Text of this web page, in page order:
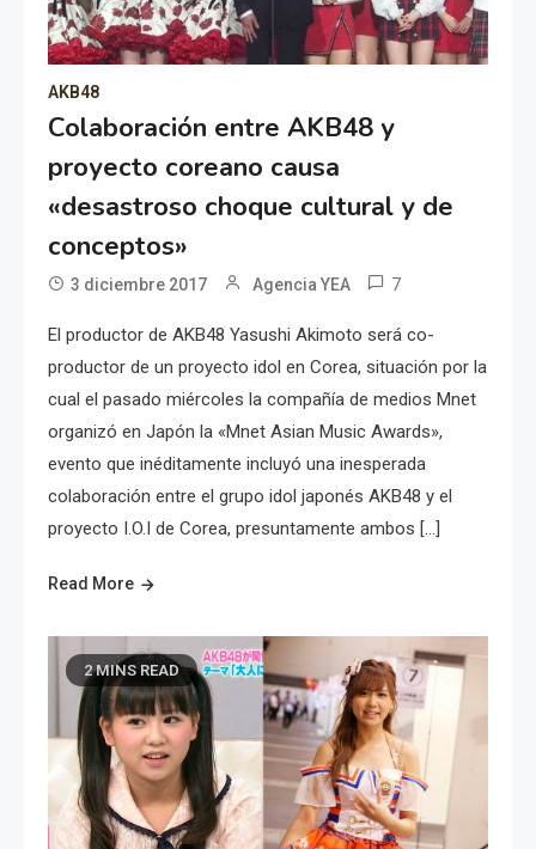
AKB48
Colaboración entre AKB48 y
proyecto coreano causa
«desastroso choque cultural y de
conceptos»
3 diciembre 2017 Agencia YEA 7
El productor de AKB48 Yasushi Akimoto será co-
productor de un proyecto idol en Corea, situación por la
cual el pasado miércoles la compañía de medios Mnet
organizó en Japón la «Mnet Asian Music Awards»,
evento que inéditamente incluyó una inesperada
colaboración entre el grupo idol japonés AKB48 y el
proyecto I.O.I de Corea, presuntamente ambos […]
Read More
2 MINS READ